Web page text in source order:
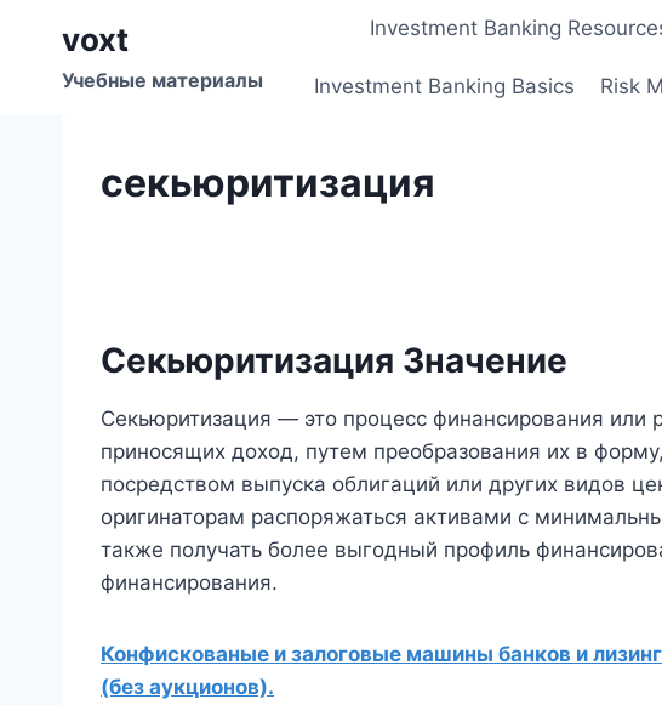
содержимому
voxt
Учебные материалы
Investment Banking
Investment Banking Basics Risk
секьюритизация
Секьюритизация Значение
Секьюритизация — это процесс финансирования или
приносящих доход, путем преобразования их в
посредством выпуска облигаций или других видов
оригинаторам распоряжаться активами с
также получать более выгодный профиль
финансирования.
Конфискованые и залоговые машины банков и
(без аукционов).